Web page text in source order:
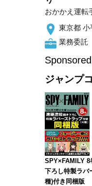
おかかえ運転
東京都 小
業務委託
ジャンプ
SPY×FAMILY 8
下ろし特製ラバ
種)付き同梱版